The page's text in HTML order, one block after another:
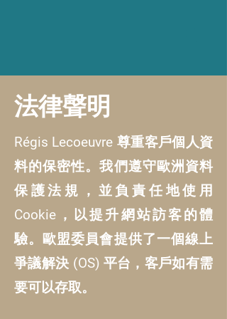
法律聲明
Régis Lecoeuvre 尊重客戶個人資
料的保密性。我們遵守歐洲資料
保護法規，並負責任地使用
Cookie，以提升網站訪客的體
驗。歐盟委員會提供了一個線上
爭議解決 (OS) 平台，客戶如有需
要可以存取。